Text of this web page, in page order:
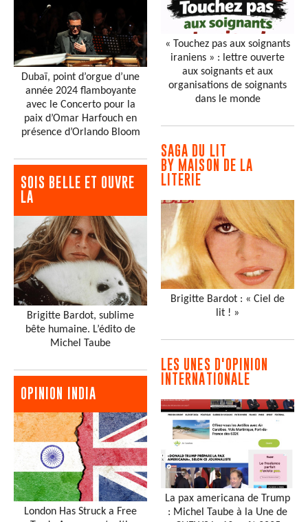
Dubaï, point d’orgue d’une
année 2024 flamboyante
avec le Concerto pour la
paix d’Omar Harfouch en
présence d’Orlando Bloom
SOIS BELLE ET OUVRE
LA
Brigitte Bardot, sublime
bête humaine. L’édito de
Michel Taube
OPINION INDIA
London Has Struck a Free
« Touchez pas aux soignants
iraniens » : lettre ouverte
aux soignants et aux
organisations de soignants
dans le monde
SAGA DU LIT
BY MAISON DE LA
LITERIE
Brigitte Bardot : « Ciel de
lit ! »
LES UNES D'OPINION
INTERNATIONALE
La pax americana de Trump
: Michel Taube à la Une de